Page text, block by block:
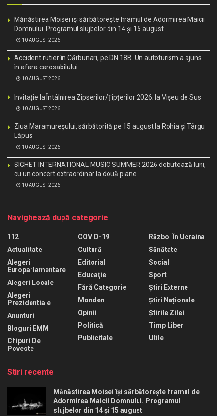
Mănăstirea Moisei își sărbătorește hramul de Adormirea Maicii
Domnului. Programul slujbelor din 14 și 15 august
10 AUGUST 2026
Accident rutier în Cărbunari, pe DN 18B. Un autoturism a ajuns
în afara carosabilului
10 AUGUST 2026
Invitație la Întâlnirea Zipserilor/Țipțerilor 2026, la Vișeu de Sus
10 AUGUST 2026
Ziua Maramureșului, sărbătorită pe 15 august la Rohia și Târgu
Lăpuș
10 AUGUST 2026
SIGHET INTERNATIONAL MUSIC SUMMER 2026 debutează luni,
cu un concert extraordinar la două piane
10 AUGUST 2026
Navighează după categorie
112
Actualitate
Alegeri
Europarlamentare
Alegeri Locale
Alegeri
Prezidentiale
Anunturi
Bloguri EMM
Chipuri De
Poveste
COVID-19
Cultură
Editorial
Educaţie
Fără Categorie
Monden
Opinii
Politică
Publicitate
Război În Ucraina
Sănătate
Social
Sport
Știri Externe
Știri Naționale
Știrile Zilei
Timp Liber
Utile
Stiri recente
Mănăstirea Moisei își sărbătorește hramul de
Adormirea Maicii Domnului. Programul
slujbelor din 14 și 15 august